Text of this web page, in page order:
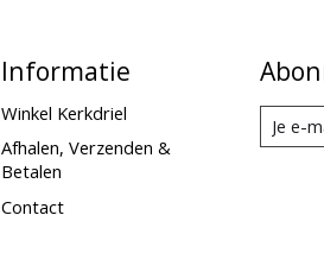
Informatie
Winkel Kerkdriel
Afhalen, Verzenden &
Betalen
Contact